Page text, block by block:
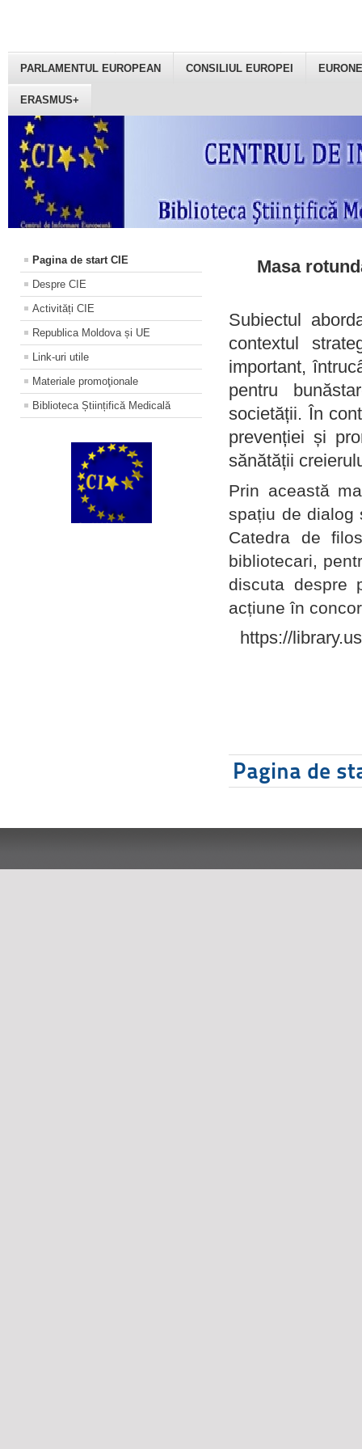
PARLAMENTUL EUROPEAN CONSILIUL EUROPEI
ERASMUS+
Pagina de start CIE
Despre CIE
Activități CIE
Republica Moldova și UE
Link-uri utile
Materiale promoţionale
Biblioteca Științifică Medicală
Masa
Subiectul
contextul
important,
pentru
societății. În
prevenției și
sănătății
Prin această
spațiu de dialog
Catedra de
bibliotecari,
discuta despre
acțiune în
https://
Pagina de